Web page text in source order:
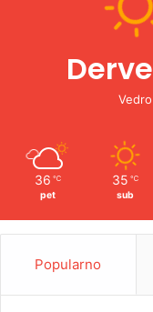
Vedro
36 ℃
pet
35 ℃
sub
Popularno